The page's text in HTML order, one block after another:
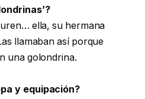
ella, su hermana
llamaban así porque
una golondrina.
y equipación?